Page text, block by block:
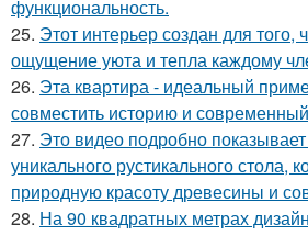
функциональность.
25. Этот интерьер создан для того,
ощущение уюта и тепла каждому
26. Эта квартира - идеальный
совместить историю и
27. Это видео подробно
уникального рустикального стола,
природную красоту древесины и
28. На 90 квадратных метрах